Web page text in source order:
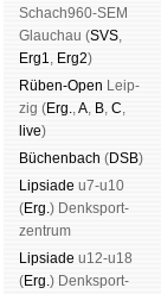
Schach960-SEM
Glau­chau (SVS,
Erg1, Erg2)
Rüben-Open Leip­
zig (Erg.,A, B, C,
live)
Büchen­bach (DSB)
Lipsiade u7-u10
(Erg.) Denk­sport­
zen­trum
Lipsiade u12-u18
(Erg.) Denk­sport­